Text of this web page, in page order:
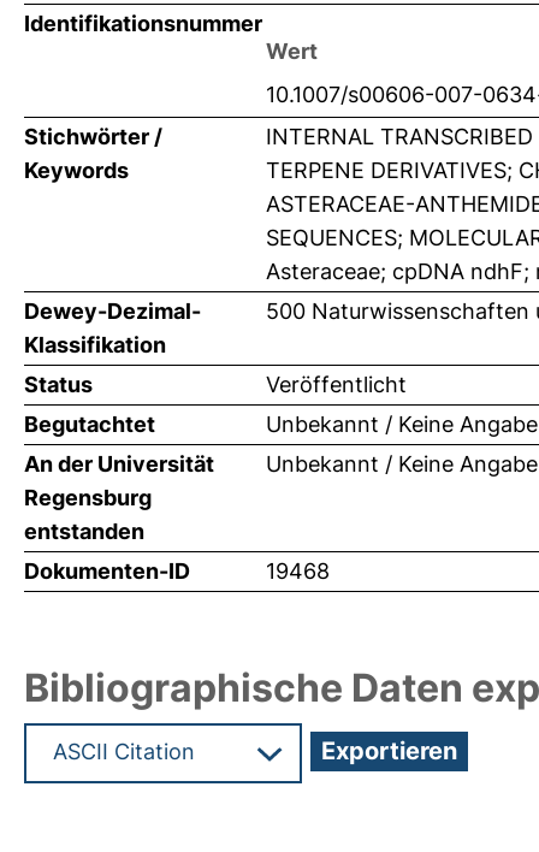
Identifikationsnummer
Wert
10.1007/s00606-007-
Stichwörter /
Keywords
INTERNAL
TERPENE DERIVATIVES;
ASTERACEAE-
SEQUENCES;
Asteraceae; cpDNA
Dewey-Dezimal-
Klassifikation
500
Status
Veröffentlicht
Begutachtet
Unbekannt / Keine Angabe
An der Universität
Regensburg
entstanden
Unbekannt / Keine Angabe
Dokumenten-ID 19468
Bibliographische Daten